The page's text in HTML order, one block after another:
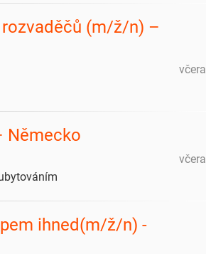
(m/ž/n) –
včera
Německo
včera
ihned(m/ž/n) -